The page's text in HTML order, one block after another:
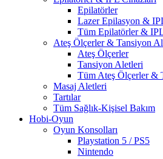
Epilatörler
Lazer Epilasyon &
Tüm Epilatörler &
Ateş Ölçerler & Tansiyon
Ateş Ölçerler
Tansiyon Aletleri
Tüm Ateş Ölçerler &
Masaj Aletleri
Tartılar
Tüm Sağlık-Kişisel Bakım
Hobi-Oyun
Oyun Konsolları
Playstation 5 / PS5
Nintendo